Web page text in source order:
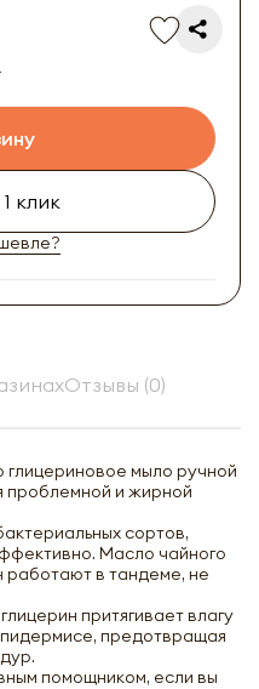
клик
Отзывы (0)
глицериновое мыло ручной
проблемной и жирной
сортов,
Масло чайного
работают в тандеме, не
притягивает влагу
предотвращая
помощником, если вы